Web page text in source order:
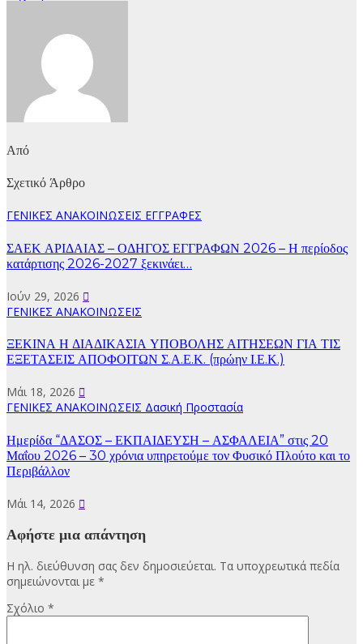
Από
Σχετικό Άρθρο
ΓΕΝΙΚΕΣ ΑΝΑΚΟΙΝΩΣΕΙΣ ΕΓΓΡΑΦΕΣ
ΣΑΕΚ ΑΡΙΔΑΙΑΣ – ΟΔΗΓΟΣ ΕΓΓΡΑΦΩΝ 2026 – Η περίοδος
κατάρτισης 2026-2027 ξεκινάει…
Ιούν 29, 2026
ΓΕΝΙΚΕΣ ΑΝΑΚΟΙΝΩΣΕΙΣ
ΞΕΚΙΝΑ Η ΔΙΑΔΙΚΑΣΙΑ ΥΠΟΒΟΛΗΣ ΑΙΤΗΣΕΩΝ ΓΙΑ ΤΙΣ
ΕΞΕΤΑΣΕΙΣ ΑΠΟΦΟΙΤΩΝ Σ.Α.Ε.Κ. (πρώην Ι.Ε.Κ.)
Μάι 18, 2026
ΓΕΝΙΚΕΣ ΑΝΑΚΟΙΝΩΣΕΙΣ Δασική Προστασία
Ημερίδα “ΔΑΣΟΣ – ΕΚΠΑΙΔΕΥΣΗ – ΑΣΦΑΛΕΙΑ” στις 20
Μαΐου 2026 – 30 χρόνια υπηρετούμε τον Φυσικό Πλούτο και το
Περιβάλλον
Μάι 14, 2026
Αφήστε μια απάντηση
Η ηλ. διεύθυνση σας δεν δημοσιεύεται. Τα υποχρεωτικά πεδία
σημειώνονται με *
Σχόλιο *